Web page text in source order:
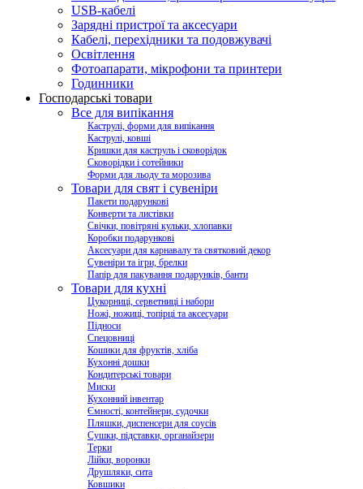
USB-кабелі
Зарядні пристрої та аксесуари
Кабелі, перехідники та подовжувачі
Освітлення
Фотоапарати, мікрофони та принтери
Годинники
Господарські товари
Все для випікання
Каструлі, форми для випікання
Каструлі, ковші
Кришки для каструль і сковорідок
Сковорідки і сотейники
Форми для льоду та морозива
Товари для свят і сувеніри
Пакети подарункові
Конверти та листівки
Свічки, повітряні кульки, хлопавки
Коробки подарункові
Аксесуари для карнавалу та святковий декор
Сувеніри та ігри, брелки
Папір для пакування подарунків, банти
Товари для кухні
Цукорниці, серветниці і набори
Ножі, ножиці, топірці та аксесуари
Підноси
Спецовниці
Кошики для фруктів, хліба
Кухонні дошки
Кондитерські товари
Миски
Кухонний інвентар
Ємності, контейнери, судочки
Пляшки, диспенсери для соусів
Сушки, підставки, органайзери
Терки
Лійки, воронки
Друшляки, сита
Ковшики